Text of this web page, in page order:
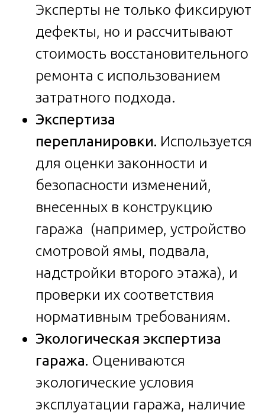
Эксперты не только фиксируют
дефекты, но и рассчитывают
стоимость восстановительного
ремонта с использованием
затратного подхода.
Экспертиза
перепланировки. Используется
для оценки законности и
безопасности изменений,
внесенных в конструкцию
гаража (например, устройство
смотровой ямы, подвала,
надстройки второго этажа), и
проверки их соответствия
нормативным требованиям.
Экологическая экспертиза
гаража. Оцениваются
экологические условия
эксплуатации гаража, наличие